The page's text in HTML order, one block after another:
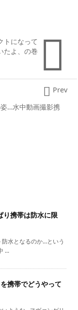

トになって
たよ、の巻
姿…水中動画撮影携
 Prev
り携帯は防水に限
水となるのか…という
...
携帯でどうやって